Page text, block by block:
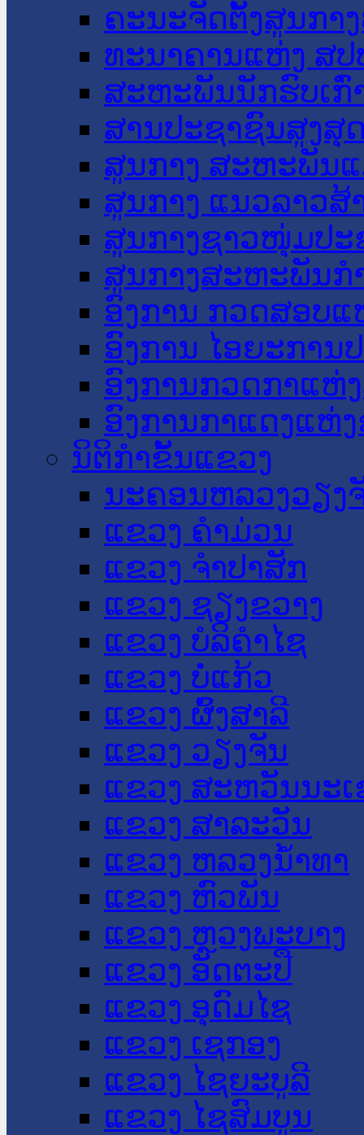
ຄະນະຈັດຕັ້ງສູນກາ
ທະນາຄານແຫ່ງ ສປ
ສະຫະພັນນັກຮົບເກົ່
ສານປະຊາຊົນສູງສຸ
ສູນກາງ ສະຫະພັນ
ສູນກາງ ແນວລາວສ້
ສູນກາງຊາວໜຸ່ມປະ
ສູນກາງສະຫະພັນກ
ອົງການ ກວດສອບແ
ອົງການ ໄອຍະການ
ອົງການກວດກາແຫ່
ອົງການກາແດງແຫ່
ນິຕິກໍາຂັ້ນແຂວງ
ນະ​ຄອນ​ຫລວງວຽງ
ແຂວງ ຄໍາມ່ວນ
ແຂວງ ຈໍາປາສັກ
ແຂວງ ຊຽງຂວາງ
ແຂວງ ບໍລິຄໍາໄຊ
ແຂວງ ບໍ່ແກ້ວ
ແຂວງ ຜົ້ງສາລີ
ແຂວງ ວຽງຈັນ
ແຂວງ ສະຫວັນນະ
ແຂວງ ສາລະວັນ
ແຂວງ ຫລວງນໍ້າທາ
ແຂວງ ຫົວພັນ
ແຂວງ ຫຼວງພະບາງ
ແຂວງ ອັດຕະປື
ແຂວງ ອຸດົມໄຊ
ແຂວງ ເຊກອງ
ແຂວງ ໄຊຍະບູລີ
ແຂວງ ໄຊສົມບູນ